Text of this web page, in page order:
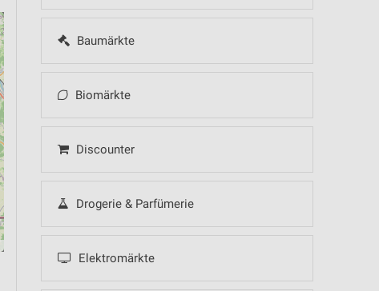
Baumärkte
Biomärkte
Discounter
Drogerie & Parfümerie
Elektromärkte